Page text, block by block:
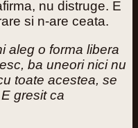
nu distruge. E
si n-are ceata.
aleg o forma libera
ba uneori nici nu
toate acestea, se
gresit ca